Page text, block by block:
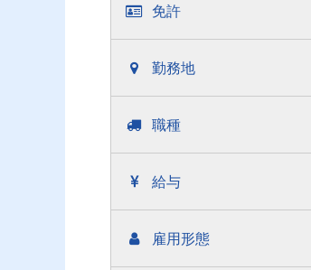
免許
勤務地
職種
給与
雇用形態